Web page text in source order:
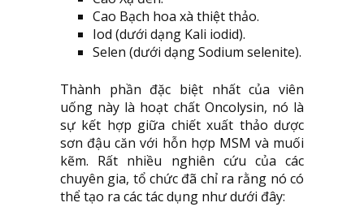
Cao Bạch hoa xà thiệt thảo.
Iod (dưới dạng Kali iodid).
Selen (dưới dạng Sodium selenite).
Thành phần đặc biệt nhất của viên
uống này là hoạt chất Oncolysin, nó là
sự kết hợp giữa chiết xuất thảo dược
sơn đậu căn với hỗn hợp MSM và muối
kẽm. Rất nhiều nghiên cứu của các
chuyên gia, tổ chức đã chỉ ra rằng nó có
thể tạo ra các tác dụng như dưới đây: